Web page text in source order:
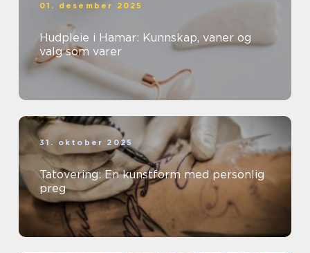
01. desember 2025
Hudpleie i Hamar: Kunnskap, vaner og
valg som varer
31. oktober 2025
Tatovering: En kunstform med personlig
preg